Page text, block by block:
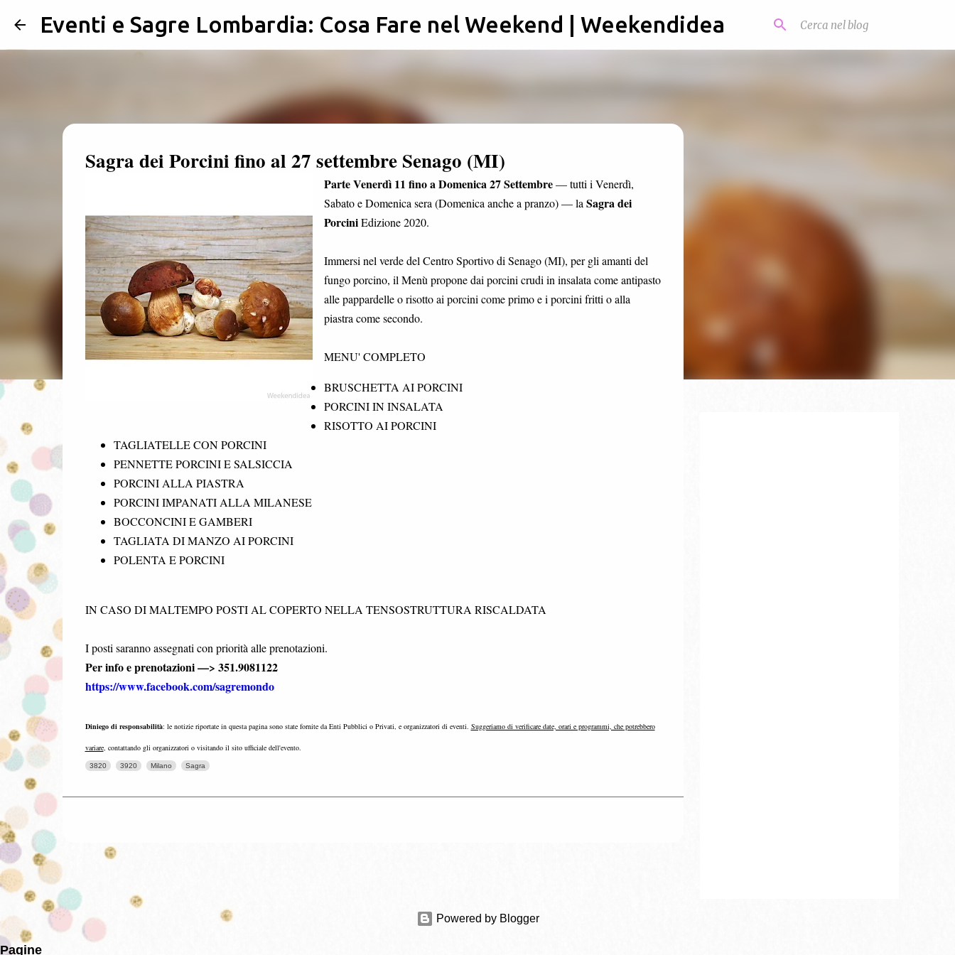
Passa ai contenuti principali
Eventi e Sagre Lombardia: Cosa Fare nel Weekend | Weekendidea
Sagra dei Porcini fino al 27 settembre Senago (MI)
Parte Venerdì 11 fino a Domenica 27 Settembre— tutti i Venerdì,
Sabato e Domenica sera (Domenica anche a pranzo) — la Sagra dei
PorciniEdizione 2020.
Immersi nel verde del Centro Sportivo di Senago (MI), per gli amanti del
fungo porcino, il Menù propone dai porcini crudi in insalata come antipasto
alle pappardelle o risotto ai porcini come primo e i porcini fritti o alla
piastra come secondo.
MENU' COMPLETO
BRUSCHETTA AI PORCINI
PORCINI IN INSALATA
RISOTTO AI PORCINI
TAGLIATELLE CON PORCINI
PENNETTE PORCINI E SALSICCIA
PORCINI ALLA PIASTRA
PORCINI IMPANATI ALLA MILANESE
BOCCONCINI E GAMBERI
TAGLIATA DI MANZO AI PORCINI
POLENTA E PORCINI
IN CASO DI MALTEMPO POSTI AL COPERTO NELLA TENSOSTRUTTURA RISCALDATA
I posti saranno assegnati con priorità alle prenotazioni.
Per info e prenotazioni —> 351.9081122
https://www.facebook.com/sagremondo
Diniego di responsabilità: le notizie riportate in questa pagina sono state fornite da Enti Pubblici o Privati, e organizzatori di eventi. Suggeriamo di verificare date, orari e programmi, che potrebbero
variare, contattando gli organizzatori o visitando il sito ufficiale dell'evento.
3820 3920 Milano Sagra
Powered by Blogger
Pagine